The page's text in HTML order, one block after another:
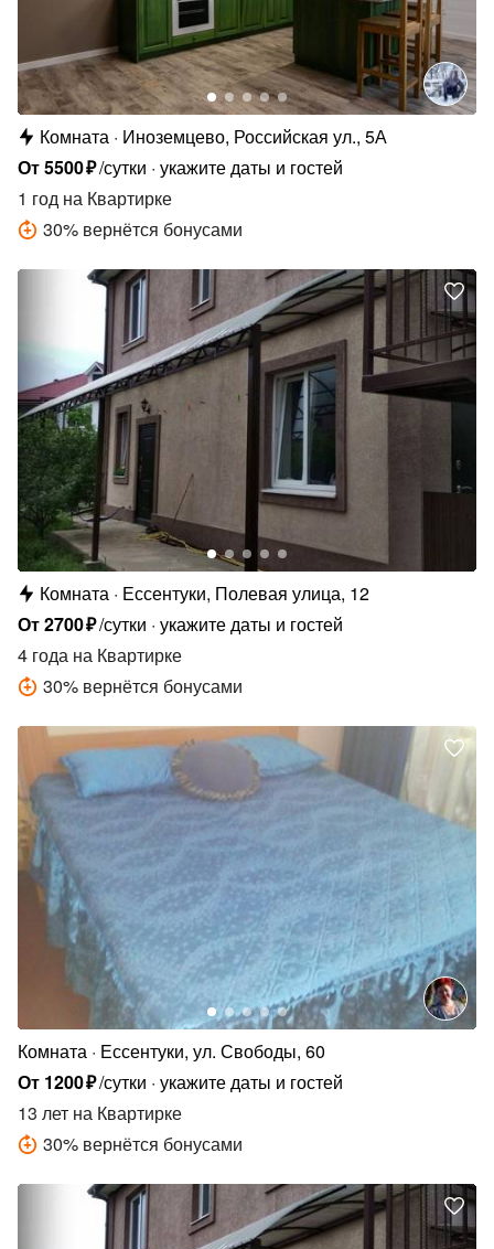
Комната Иноземцево, Российская ул., 5А
От5500₽/сутки укажите даты и гостей
1 год на Квартирке
30% вернётся бонусами
Комната Ессентуки, Полевая улица, 12
От2700₽/сутки укажите даты и гостей
4 года на Квартирке
30% вернётся бонусами
Комната Ессентуки, ул. Свободы, 60
От 1200₽/сутки укажите даты и гостей
13 лет на Квартирке
30% вернётся бонусами